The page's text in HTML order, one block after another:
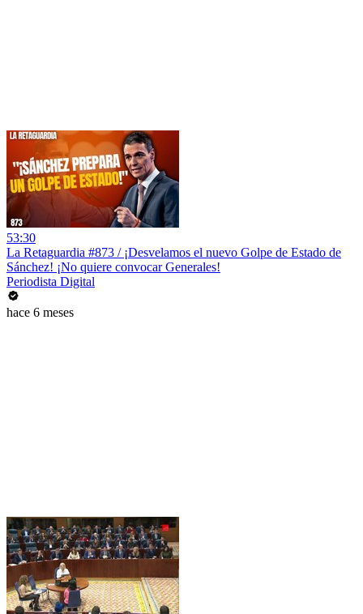
53:30
La Retaguardia #873 / ¡Desvelamos el nuevo Golpe de Estado de
Sánchez! ¡No quiere convocar Generales!
Periodista Digital
hace 6 meses